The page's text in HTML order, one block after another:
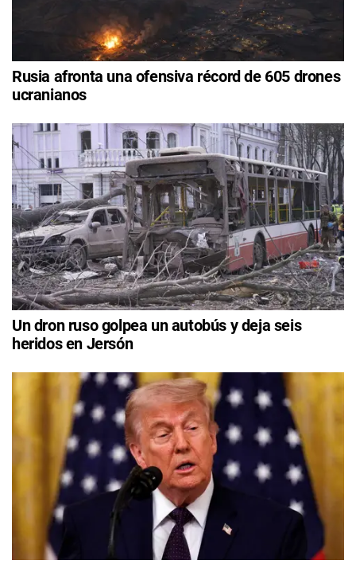
Rusia afronta una ofensiva récord de 605 drones
ucranianos
Un dron ruso golpea un autobús y deja seis
heridos en Jersón